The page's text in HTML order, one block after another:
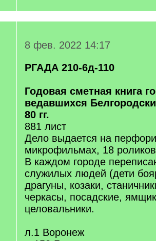
8 фев. 2022 14:17
РГАДА 210-6д-110
Годовая сметная книга
ведавшихся
80 гг.
881 лист
Дело выдается на
микрофильмах, 18
В каждом городе
служилых людей (дети
драгуны, козаки,
черкасы, посадские,
целовальники.
л.1 Воронеж